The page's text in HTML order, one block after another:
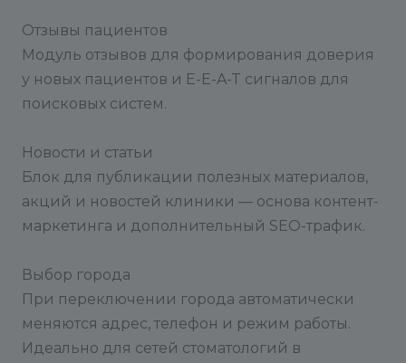
Отзывы пациентов
Модуль отзывов для формирования доверия
у новых пациентов и E-E-A-T сигналов для
поисковых систем.
Новости и статьи
Блок для публикации полезных материалов,
акций и новостей клиники — основа контент-
маркетинга и дополнительный SEO-трафик.
Выбор города
При переключении города автоматически
меняются адрес, телефон и режим работы.
Идеально для сетей стоматологий в